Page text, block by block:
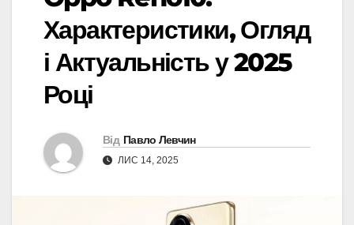
Характеристики, Огляд
і Актуальність у 2025
Році
Від Павло Левчин
ЛИС 14, 2025